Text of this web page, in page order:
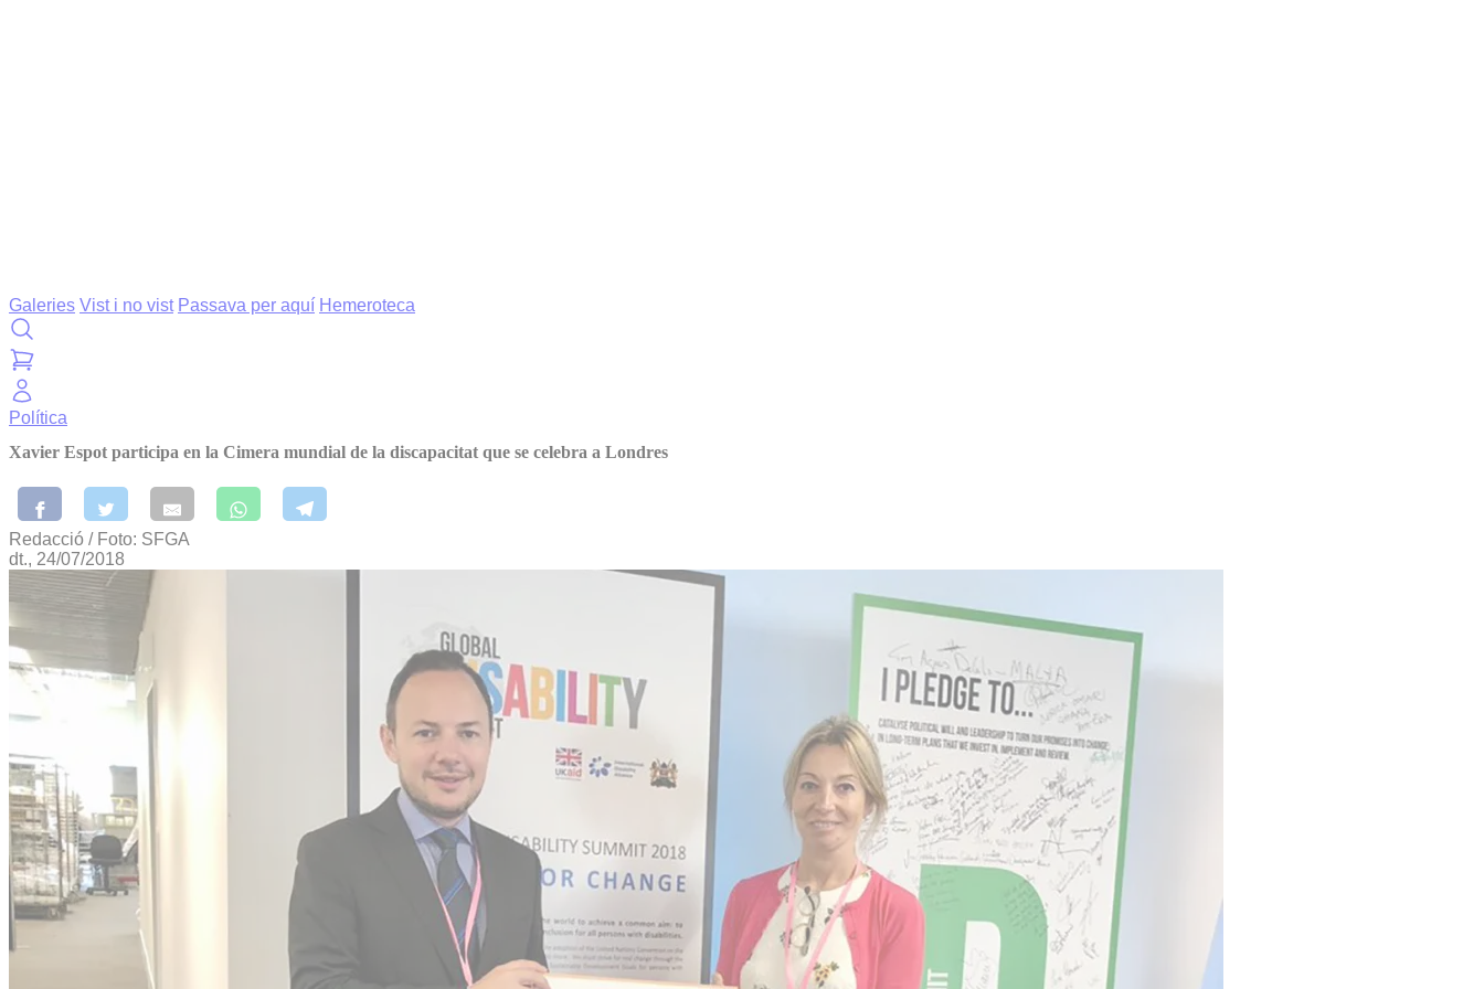
Galeries Vist i no vist Passava per aquí Hemeroteca
Política
Xavier Espot participa en la Cimera mundial de la discapacitat que se celebra a Londres
Redacció / Foto: SFGA
dt., 24/07/2018